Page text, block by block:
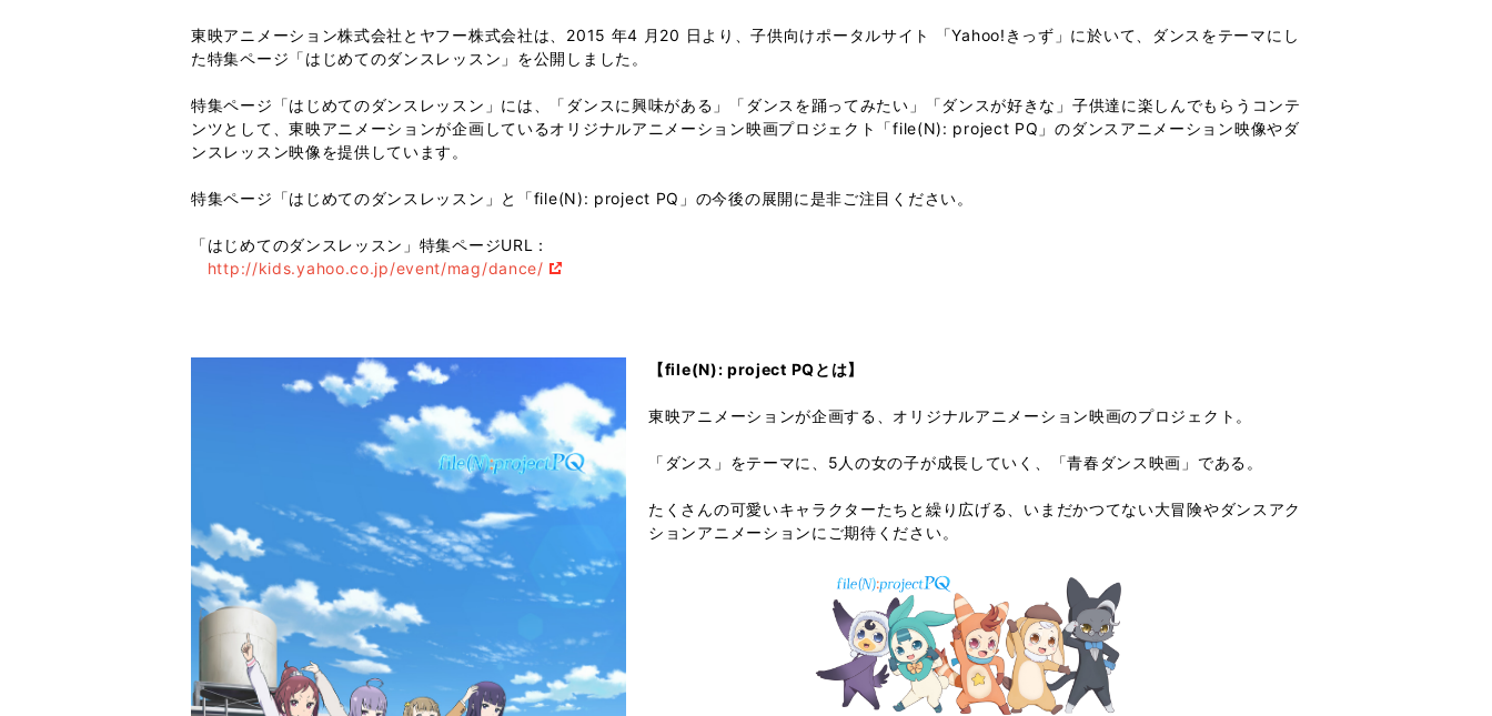
東映アニメーション株式会社とヤフー株式会社は、2015 年4 月20 日より、子供向けポータルサイト 「Yahoo!きっず」に於いて、ダンスをテーマにし
た特集ページ「はじめてのダンスレッスン」を公開しました。
特集ページ「はじめてのダンスレッスン」には、「ダンスに興味がある」「ダンスを踊ってみたい」「ダンスが好きな」子供達に楽しんでもらうコンテ
ンツとして、東映アニメーションが企画しているオリジナルアニメーション映画プロジェクト「file(N): project PQ」のダンスアニメーション映像やダ
ンスレッスン映像を提供しています。
特集ページ「はじめてのダンスレッスン」と「file(N): project PQ」の今後の展開に是非ご注目ください。
「はじめてのダンスレッスン」特集ページURL：
http://kids.yahoo.co.jp/event/mag/dance/
【file(N): project PQとは】
東映アニメーションが企画する、オリジナルアニメーション映画のプロジェクト。
「ダンス」をテーマに、5人の女の子が成長していく、「青春ダンス映画」である。
たくさんの可愛いキャラクターたちと繰り広げる、いまだかつてない大冒険やダンスアク
ションアニメーションにご期待ください。